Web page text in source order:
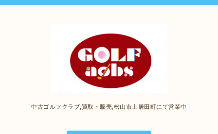
中古ゴルフクラブ,買取・販売,松山市土居田町にて営業中